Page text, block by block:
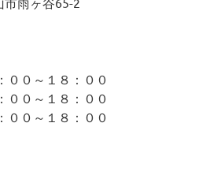
００～１８：００
００～１８：００
００～１８：００